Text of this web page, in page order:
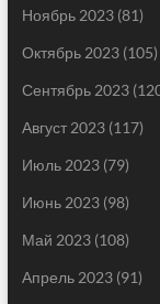
Ноябрь 2023(81)
Октябрь 2023(105)
Сентябрь 2023
Август 2023(117)
Июль 2023(79)
Июнь 2023(98)
Май 2023(108)
Апрель 2023(91)